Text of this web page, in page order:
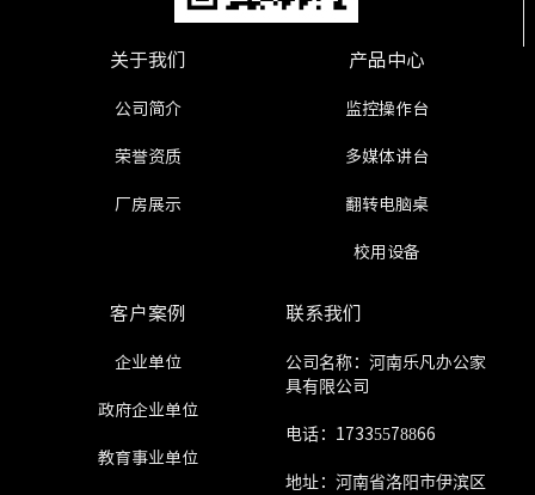
关于我们
公司简介
荣誉资质
厂房展示
产品中心
监控操作台
多媒体讲台
翻转电脑桌
校用设备
客户案例
企业单位
政府企业单位
教育事业单位
联系我们
公司名称：河南乐凡办公家
具有限公司
电话：17335578866
地址：河南省洛阳市伊滨区